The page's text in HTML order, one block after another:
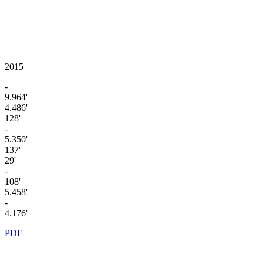
2015
-
9.964'
4.486'
128'
-
5.350'
137'
29'
-
108'
5.458'
-
4.176'
PDF